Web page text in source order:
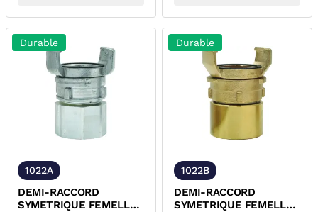
Durable
1022A
DEMI-RACCORD
SYMETRIQUE FEMELLE
Durable
1022B
DEMI-RACCORD
SYMETRIQUE FEMELLE